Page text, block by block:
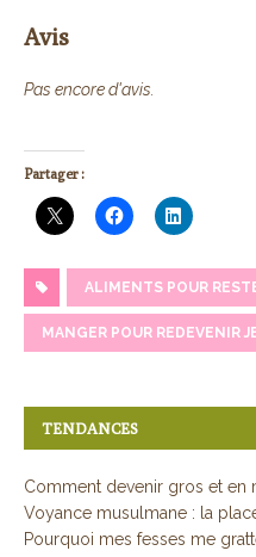
Avis
Pas encore d'avis.
Partager :
ALIMENTS POUR
MANGER POUR REDEVENIR
TENDANCES
Comment devenir gros et en
Voyance musulmane : la
Pourquoi mes fesses me